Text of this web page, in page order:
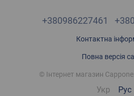
+380986227461
Контактна
Повна версія
© Інтернет магазин
Укр Рус